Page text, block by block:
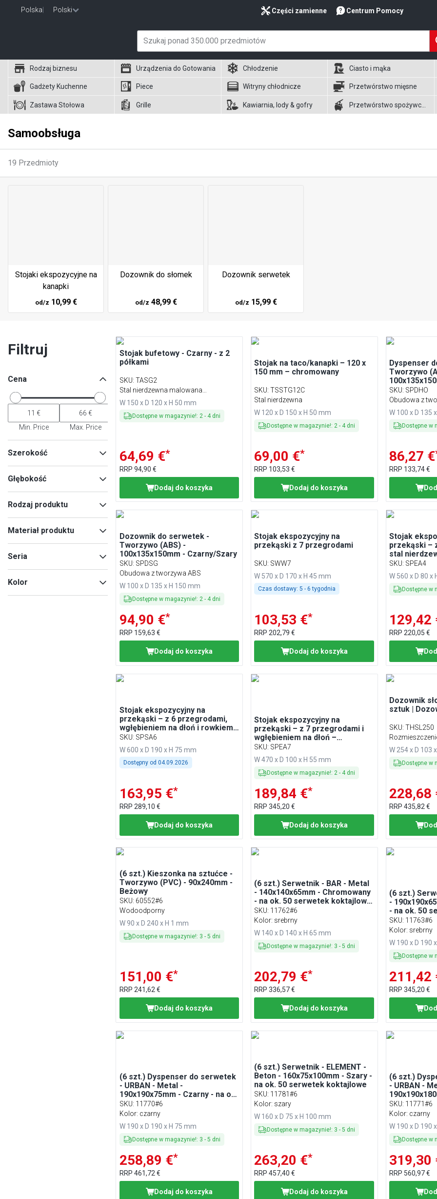
Polska Polski Części zamienne Centrum Pomocy
Rodzaj biznesu Urządzenia do Gotowania Chłodzenie Ciasto i mąka
Gadżety Kuchenne Piece Witryny chłodnicze Przetwórstwo mięsne
Zastawa Stołowa Grille Kawiarnia, lody & gofry
Samoobsługa
19 Przedmioty
Stojaki ekspozycyjne na
kanapki
od/z 10,99 €
Dozownik do słomek
od/z 48,99 €
Dozownik serwetek
od/z 15,99 €
Filtruj
Cena
Min. Price Max. Price
Szerokość
Min
Głębokość
Min
Rodzaj produktu
Fale przekąsek(5)
Akcesoria do małych części
(2)
Materiał produktu
36391
36422(1)
Seria
WIRE
ELEMENT(1)
Kolor
Stojak bufetowy - Czarny - z 2
półkami
SKU: TASG2
Stal nierdzewna malowana
proszkowo
W 150 x D 120 x H 50 mm
Dostępne w magazynie!: 2 - 4 dni
64,69 €*
RRP 94,90 €
Dodaj do koszyka
Stojak na taco/kanapki – 120 x
150 mm – chromowany
SKU:TSSTG12C
Stal nierdzewna
W 120 x D 150 x H 50 mm
Dostępne w magazynie!: 2 - 4 dni
69,00 €*
RRP 103,53 €
Dodaj do koszyka
Dyspenser
Tworzywo
SKU: SPDHO
Obudowa z
W 100 x D 135
Dostępne w
86,27 €
RRP 133,74 €
Dozownik do serwetek -
Tworzywo (ABS) -
100x135x150mm - Czarny/Szary
SKU: SPDSG
Obudowa z tworzywa ABS
W 100 x D 135 x H 150 mm
Dostępne w magazynie!: 2- 4 dni
94,90 €*
RRP 159,63 €
Dodaj do koszyka
Stojak ekspozycyjny na
przekąski z 7 przegrodami
SKU: SWW7
W 570 x D 170 x H 45 mm
Czas dostawy: 5 - 6 tygodnia
103,53 €*
RRP202,79 €
Dodaj do koszyka
Stojak
przekąski –
stal
SKU: SPEA4
W 560 x D 80 x
Dostępne w
129,42
RRP220,05 €
Stojak ekspozycyjny na
przekąski – z 6 przegrodami,
wgłębieniem na dłoń i rowkiem
na sok – polistyren – czarna
SKU: SPSA6
W 600 x D 190 x H 75 mm
Dostępny od 04.09.2026
163,95 €*
RRP 289,10 €
Dodaj do koszyka
Stojak ekspozycyjny na
przekąski – z 7 przegrodami i
wgłębieniem na dłoń –
wypolerowany na wysoki połysk
– stal nierdzewna
SKU: SPEA7
W 470 x D 100 x H 55 mm
Dostępne w magazynie!: 2 - 4 dni
189,84 €*
RRP345,20 €
Dodaj do koszyka
Dozownik
sztuk |
SKU:THSL250
W 254 x D 103
Dostępne w
228,68
RRP435,82 €
(6 szt.) Kieszonka na sztućce -
Tworzywo (PVC) - 90x240mm -
Beżowy
SKU: 60552#6
Wodoodporny
W 90 x D 240 x H 1 mm
Dostępne w magazynie!: 3 - 5 dni
151,00 €*
RRP 241,62 €
Dodaj do koszyka
(6 szt.) Serwetnik - BAR - Metal
- 140x140x65mm - Chromowany
- na ok. 50 serwetek koktajlowe
- z obciążnikiem
SKU: 11762#6
Kolor: srebrny
W 140 x D 140 x H 65 mm
Dostępne w magazynie!: 3 -5 dni
202,79 €*
RRP336,57 €
Dodaj do koszyka
(6 szt.)
-
- na ok. 50
złożone na
SKU: 11763#6
Kolor: srebrny
W 190 x D 190
Dostępne w
211,42
RRP345,20 €
(6 szt.) Dyspenser do serwetek
- URBAN - Metal -
190x190x75mm - Czarny - na ok.
50 serwetek koktajlowych - z
obciążnikiem
SKU: 11770#6
Kolor: czarny
W 190 x D 190 x H 75 mm
Dostępne w magazynie!: 3 - 5 dni
258,89 €*
RRP 461,72 €
Dodaj do koszyka
(6 szt.) Serwetnik - ELEMENT -
Beton - 160x75x100mm - Szary -
na ok. 50 serwetek koktajlowe
SKU: 11781#6
Kolor: szary
W 160 x D 75 x H 100 mm
Dostępne w magazynie!: 3 -5 dni
263,20 €*
RRP457,40 €
Dodaj do koszyka
(6 szt.)
- URBAN -
ok. 120
obciążnikiem
SKU: 11771#6
Kolor: czarny
W 190 x D 190
Dostępne w
319,30
RRP 560,97 €